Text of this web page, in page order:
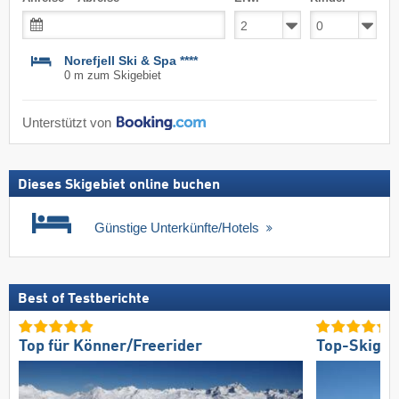
Norefjell Ski & Spa ****
0 m zum Skigebiet
Unterstützt von
Dieses Skigebiet online buchen
Günstige Unterkünfte/Hotels
Best of Testberichte
Top für Könner/Freerider Top-